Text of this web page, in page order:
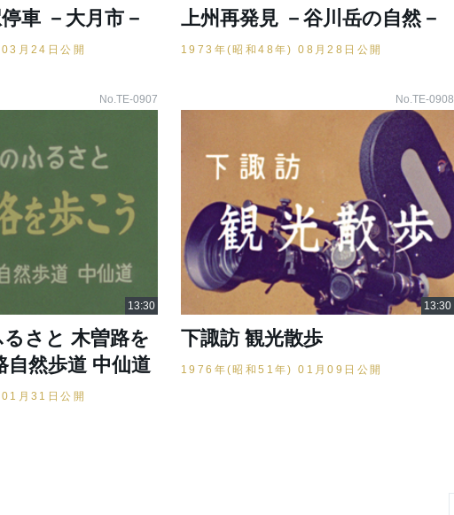
車 －大月市－
月24日公開
上州再発見 －谷川岳の自然－
1973年(昭和48年) 08月28日公開
No.TE-0907
さと 木曽路を
自然歩道 中仙道
月31日公開
No.TE-0908
下諏訪 観光散歩
1976年(昭和51年) 01月09日公開